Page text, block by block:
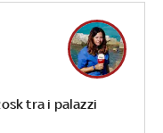
tra i palazzi